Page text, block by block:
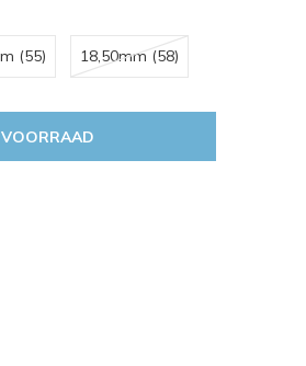
(55) 18,50mm (58)